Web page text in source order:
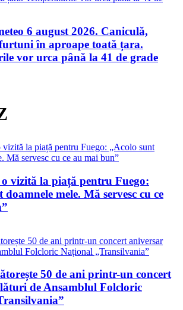
6 august 2026. Caniculă,
în aproape toată țara.
vor urca până la 41 de grade
vizită la piață pentru Fuego:
doamnele mele. Mă servesc cu ce
50 de ani printr-un concert
de Ansamblul Folcloric